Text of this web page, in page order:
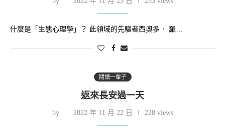
什麼是「生態心理學」？ 此領域的先驅者西奧多． 羅…
閱讀一輩子
返來長安過一天
by 2022 年 11 月 22 日 228 views